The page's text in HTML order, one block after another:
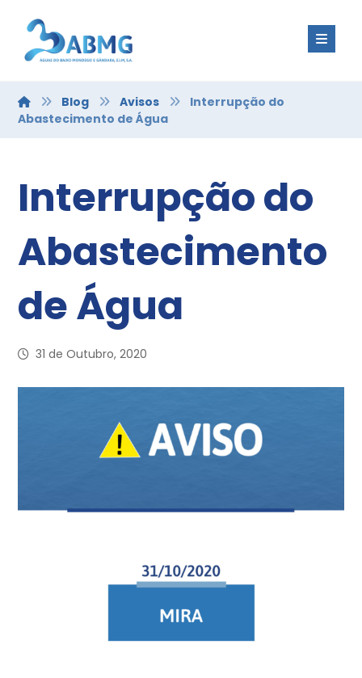
Blog Avisos
Interrupção do
Abastecimento de Água
Interrupção do
Abastecimento
de Água
31 de Outubro, 2020